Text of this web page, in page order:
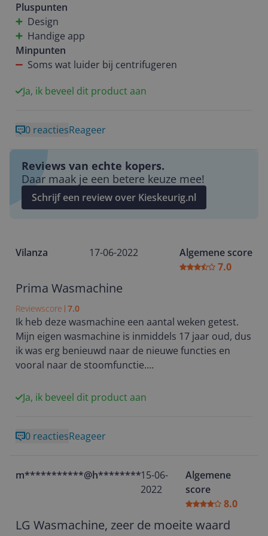
Conclusie is dat ik al met al dik tevreden ben over de
LG wasmachine.
Groetjes louna
Pluspunten
Design
Handige app
Minpunten
Soms wat luider bij centrifugeren
Ja, ik beveel dit product aan
0 reactiesReageer
Reviews van echte kopers.
Daar maak je een betere keuze mee!
Schrijf een review over Kieskeurig.nl
Vilanza 17-06-2022
Algemene score
7.0
Prima Wasmachine
Reviewscore 7.0
Ik heb deze wasmachine een aantal weken getest.
Mijn eigen wasmachine is inmiddels 17 jaar oud, dus
ik was erg benieuwd naar de nieuwe functies en
vooral naar de stoomfunctie.
echter moet je daar een apart onderdeel voor
Over het algemeen ben ik zeer tevreden. Het is een
programma's. (wellicht iets teveel) Ook erg zuinig in
gebruik, qua water en stroom. Het geluid was
gelukkig uit te zetten. Persoonlijk vind ik een paar
piepjes fijner, dan een melodietje. Je krijgt de
Ja, ik beveel dit product aan
0 reactiesReageer
m***********@h**********15-06-
2022
Algemene
score
8.0
LG Wasmachine, zeer de moeite waard